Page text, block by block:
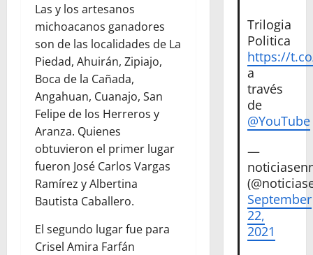
Las y los artesanos
michoacanos ganadores
son de las localidades de La
Piedad, Ahuirán, Zipiajo,
Boca de la Cañada,
Angahuan, Cuanajo, San
Felipe de los Herreros y
Aranza. Quienes
obtuvieron el primer lugar
fueron José Carlos Vargas
Ramírez y Albertina
Bautista Caballero.
El segundo lugar fue para
Crisel Amira Farfán
Trilogia
Politica
https://
a
través
de
@YouTube
—
September
22,
2021